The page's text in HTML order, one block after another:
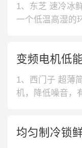
1、东芝 速冷冰
一个低温高湿的
技，令果蔬保鲜
感。Pure BIO
东芝 光触媒祛味
变频电机低
1、西门子 超薄
机，降低噪音，
的对开门冰箱，
均匀制冷锁